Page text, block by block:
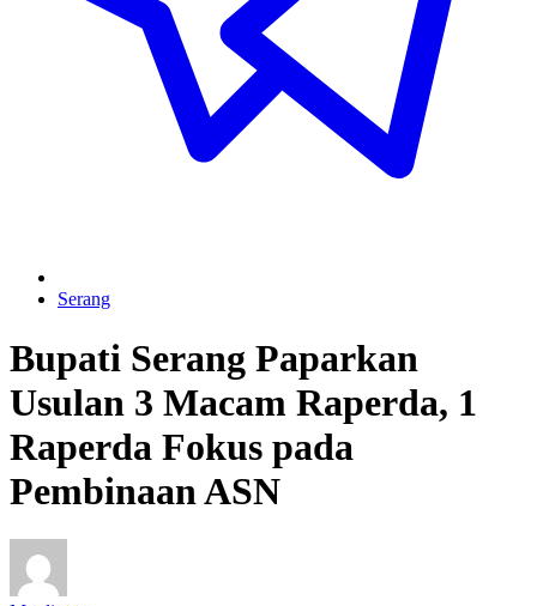
Serang
Bupati Serang Paparkan
Usulan 3 Macam Raperda, 1
Raperda Fokus pada
Pembinaan ASN